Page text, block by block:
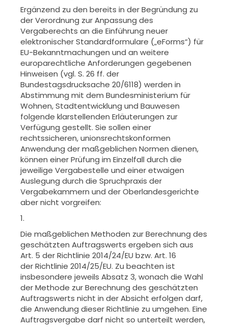
Ergänzend zu den bereits in der Begründung zu
der Verordnung zur Anpassung des
Vergaberechts an die Einführung neuer
elektronischer Standardformulare („eForms“) für
EU-Bekanntmachungen und an weitere
europarechtliche Anforderungen gegebenen
Hinweisen (vgl. S. 26 ff. der
Bundestagsdrucksache 20/6118) werden in
Abstimmung mit dem Bundesministerium für
Wohnen, Stadtentwicklung und Bauwesen
folgende klarstellenden Erläuterungen zur
Verfügung gestellt. Sie sollen einer
rechtssicheren, unionsrechtskonformen
Anwendung der maßgeblichen Normen dienen,
können einer Prüfung im Einzelfall durch die
jeweilige Vergabestelle und eineretwaigen
Auslegung durch die Spruchpraxis der
Vergabekammern und derOberlandesgerichte
aber nicht vorgreifen:
1.
Die maßgeblichen Methoden zur Berechnung des
geschätzten Auftragswerts ergeben sich aus
Art. 5 der Richtlinie 2014/24/EU bzw. Art. 16
derRichtlinie 2014/25/EU. Zu beachten ist
insbesondere jeweils Absatz 3, wonach die Wahl
der Methode zur Berechnung des geschätzten
Auftragswerts nicht in der Absicht erfolgen darf,
die Anwendung dieser Richtlinie zu umgehen. Eine
Auftragsvergabe darf nicht so unterteilt werden,